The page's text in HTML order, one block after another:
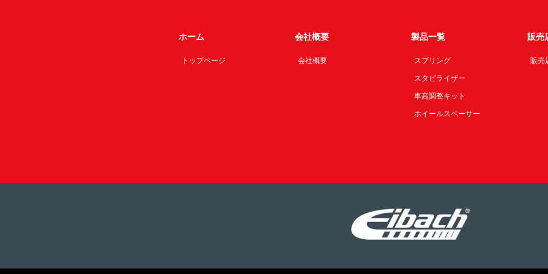
ホーム
トップページ
会社概要
会社概要
製品一覧
スプリング
スタビライザー
車高調整キット
ホイールスペーサー
販売
販売